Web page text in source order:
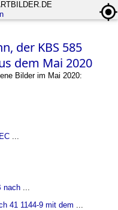
der KBS 585
dem Mai 2020
Bilder im Mai 2020:
...
nach ...
41 1144-9 mit dem ...